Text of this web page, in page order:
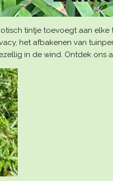
tintje toevoegt aan elke
het afbakenen van
in de wind. Ontdek ons